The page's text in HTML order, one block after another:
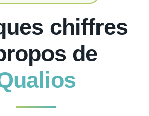
chiffres
de